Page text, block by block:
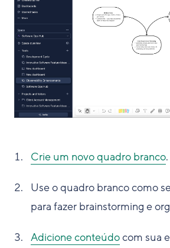
Crie um novo quadro branco.
Use o quadro branco como
para fazer brainstorming e
Adicione conteúdocom sua